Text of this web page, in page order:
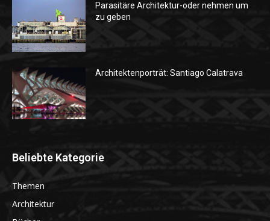
Parasitäre Architektur-oder nehmen um
zu geben
Architektenporträt: Santiago Calatrava
Beliebte Kategorie
Themen
Architektur